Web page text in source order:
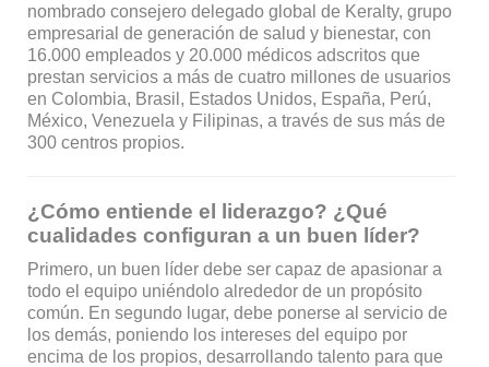
nombrado consejero delegado global de Keralty, grupo
empresarial de generación de salud y bienestar, con
16.000 empleados y 20.000 médicos adscritos que
prestan servicios a más de cuatro millones de usuarios
en Colombia, Brasil, Estados Unidos, España, Perú,
México, Venezuela y Filipinas, a través de sus más de
300 centros propios.
¿Cómo entiende el liderazgo? ¿Qué
cualidades configuran a un buen líder?
Primero, un buen líder debe ser capaz de apasionar a
todo el equipo uniéndolo alrededor de un propósito
común. En segundo lugar, debe ponerse al servicio de
los demás, poniendo los intereses del equipo por
encima de los propios, desarrollando talento para que